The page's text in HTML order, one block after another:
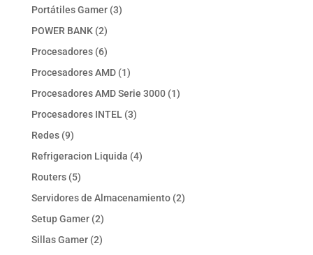
Portátiles Gamer 33
POWER BANK 22
productos
Procesadores 66
productos
Procesadores AMD 11
producto
Procesadores AMD Serie 3000 11
Procesadores INTEL 33
Redes 99
productos
Refrigeracion Liquida 44
Routers 55
productos
Servidores de Almacenamiento 22
Setup Gamer 22
productos
Sillas Gamer 22